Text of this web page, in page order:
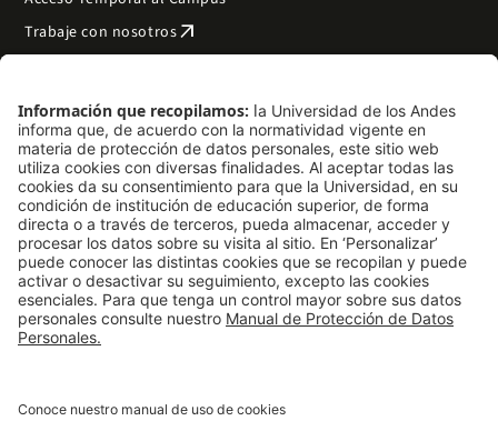
Trabaje con nosotrosarrow_outward
Preguntas frecuentes
Filantropía y donacionesarrow_outward
Mapa del sitio arrow_outward
Síguenos
LinkedIn
Instagram
Facebook
TikTok